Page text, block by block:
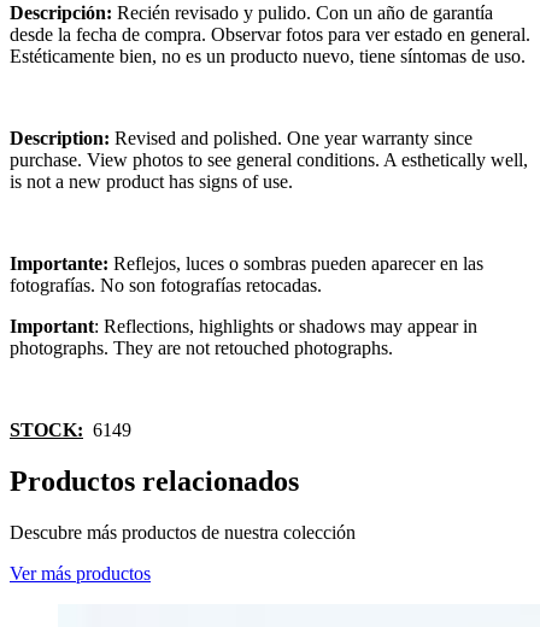
Descripción: Recién revisado y pulido. Con un año de garantía
desde la fecha de compra. Observar fotos para ver estado en general.
Estéticamente bien, no es un producto nuevo, tiene síntomas de uso.
Description: Revised and polished. One year warranty since
purchase. View photos to see general conditions. A esthetically well,
is not a new product has signs of use.
Importante: Reflejos, luces o sombras pueden aparecer en las
fotografías. No son fotografías retocadas.
Important: Reflections, highlights or shadows may appear in
photographs. They are not retouched photographs.
STOCK: 6149
Productos relacionados
Descubre más productos de nuestra colección
Ver más productos